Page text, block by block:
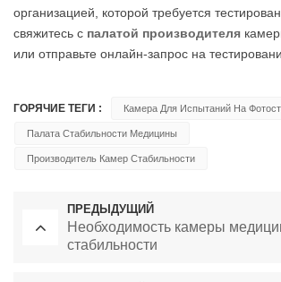
организацией, которой требуется
свяжитесь с палатой производителя
или отправьте онлайн-запрос на
ГОРЯЧИЕ ТЕГИ : Камера Для Испытаний На
Палата Стабильности Медицины
Производитель Камер Стабильности
ПРЕДЫДУЩИЙ
Необходимость камеры
стабильности